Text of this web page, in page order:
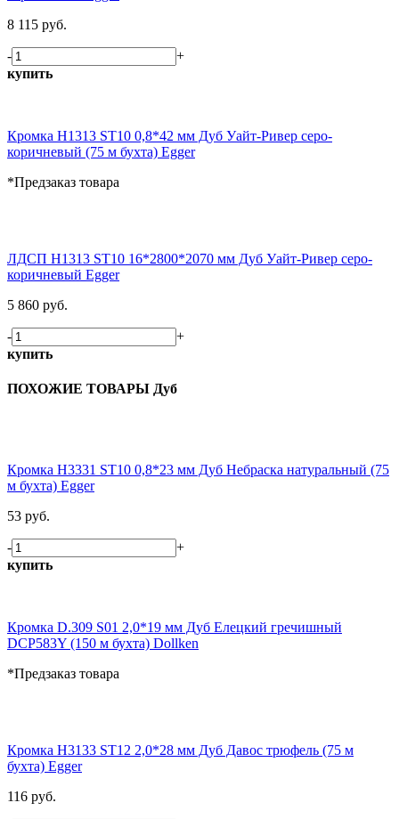
8 115 руб.
-
+
купить
Кромка H1313 ST10 0,8*42 мм Дуб Уайт-Ривер серо-
коричневый (75 м бухта) Egger
*Предзаказ товара
ЛДСП H1313 ST10 16*2800*2070 мм Дуб Уайт-Ривер серо-
коричневый Egger
5 860 руб.
-
+
купить
ПОХОЖИЕ ТОВАРЫ Дуб
Кромка H3331 ST10 0,8*23 мм Дуб Небраска натуральный (75
м бухта) Egger
53 руб.
-
+
купить
Кромка D.309 S01 2,0*19 мм Дуб Елецкий гречишный
DCP583Y (150 м бухта) Dollken
*Предзаказ товара
Кромка H3133 ST12 2,0*28 мм Дуб Давос трюфель (75 м
бухта) Egger
116 руб.